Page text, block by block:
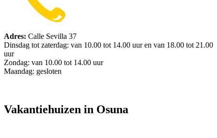
Adres: Calle Sevilla 37
Dinsdag tot zaterdag: van 10.00 tot 14.00 uur en van 18.00 tot 21.00
uur
Zondag: van 10.00 tot 14.00 uur
Maandag: gesloten
Vakantiehuizen in Osuna